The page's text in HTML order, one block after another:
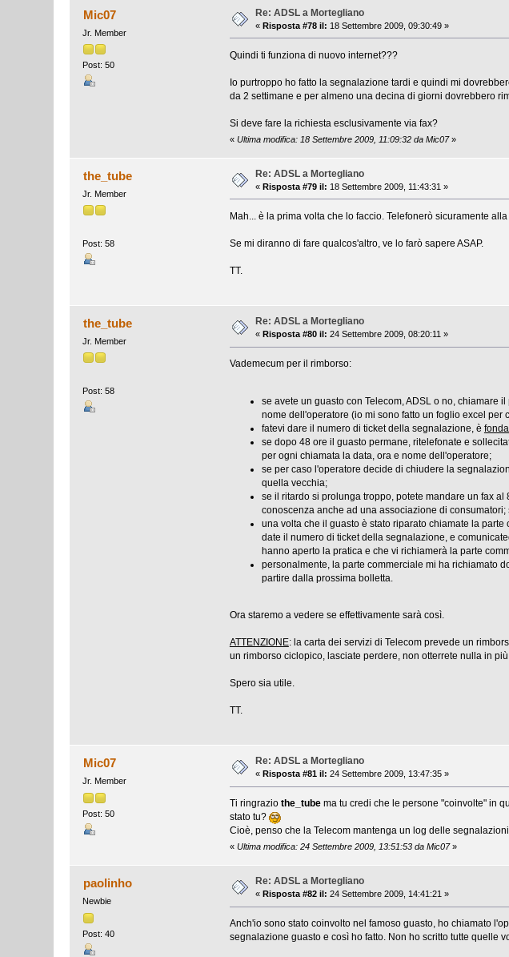
Mic07
Jr. Member
Post: 50
Re: ADSL a Mortegliano
«Risposta #78 il: 18 Settembre 2009, 09:30:49 »
Quindi ti funziona di nuovo internet???
Io purtroppo ho fatto la segnalazione tardi e quindi mi
da 2 settimane e per almeno una decina di giorni dovrebbero
Si deve fare la richiesta esclusivamente via fax?
« Ultima modifica: 18 Settembre 2009, 11:09:32 da Mic07»
the_tube
Jr. Member
Post: 58
Re: ADSL a Mortegliano
«Risposta #79 il: 18 Settembre 2009, 11:43:31 »
Mah... è la prima volta che lo faccio. Telefonerò sicuramente
Se mi diranno di fare qualcos'altro, ve lo farò sapere ASAP.
TT.
the_tube
Jr. Member
Post: 58
Re: ADSL a Mortegliano
«Risposta #80 il: 24 Settembre 2009, 08:20:11 »
Vademecum per il rimborso:
se avete un guasto con Telecom, ADSL o no, chiamare
nome dell'operatore (io mi sono fatto un foglio excel per
fatevi dare il numero di ticket della segnalazione, è
se dopo 48 ore il guasto permane, ritelefonate e
per ogni chiamata la data, ora e nome dell'operatore;
se per caso l'operatore decide di chiudere la
quella vecchia;
se il ritardo si prolunga troppo, potete mandare un fax al
conoscenza anche ad una associazione di consumatori;
una volta che il guasto è stato riparato chiamate la
date il numero di ticket della segnalazione, e
hanno aperto la pratica e che vi richiamerà la parte
personalmente, la parte commerciale mi ha richiamato
partire dalla prossima bolletta.
Ora staremo a vedere se effettivamente sarà così.
ATTENZIONE: la carta dei servizi di Telecom prevede un
un rimborso ciclopico, lasciate perdere, non otterrete nulla in
Spero sia utile.
TT.
Mic07
Jr. Member
Post: 50
Re: ADSL a Mortegliano
« Risposta #81 il: 24 Settembre 2009, 13:47:35 »
Ti ringrazio the_tubema tu credi che le persone "coinvolte" in
stato tu?
Cioè, penso che la Telecom mantenga un log delle
« Ultima modifica: 24 Settembre 2009, 13:51:53 da Mic07»
paolinho
Newbie
Post: 40
Re: ADSL a Mortegliano
« Risposta #82 il: 24 Settembre 2009, 14:41:21 »
Anch'io sono stato coinvolto nel famoso guasto, ho chiamato
segnalazione guasto e così ho fatto. Non ho scritto tutte quelle